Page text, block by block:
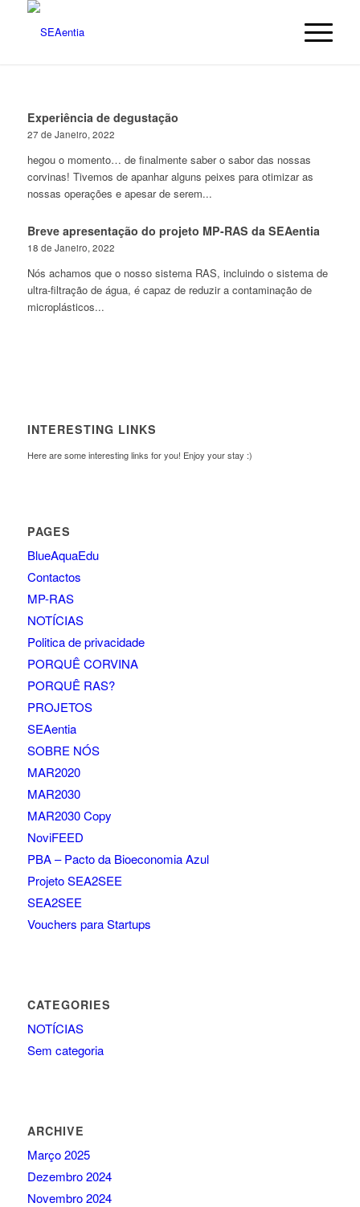
Experiência de degustação
27 de Janeiro, 2022
hegou o momento… de finalmente saber o sabor das nossas
corvinas! Tivemos de apanhar alguns peixes para otimizar as
nossas operações e apesar de serem...
Breve apresentação do projeto MP-RAS da SEAentia
18 de Janeiro, 2022
Nós achamos que o nosso sistema RAS, incluindo o sistema de
ultra-filtração de água, é capaz de reduzir a contaminação de
microplásticos...
INTERESTING LINKS
Here are some interesting links for you! Enjoy your stay :)
PAGES
BlueAquaEdu
Contactos
MP-RAS
NOTÍCIAS
Politica de privacidade
PORQUÊ CORVINA
PORQUÊ RAS?
PROJETOS
SEAentia
SOBRE NÓS
MAR2020
MAR2030
MAR2030 Copy
NoviFEED
PBA – Pacto da Bioeconomia Azul
Projeto SEA2SEE
SEA2SEE
Vouchers para Startups
CATEGORIES
NOTÍCIAS
Sem categoria
ARCHIVE
Março 2025
Dezembro 2024
Novembro 2024